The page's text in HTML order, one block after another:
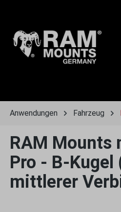
Anwendungen Fahrzeug
RAM Mounts
Pro - B-
mittlerer